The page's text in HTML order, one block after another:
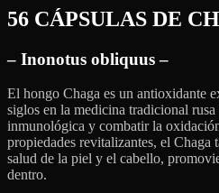
56 CÁPSULAS DE
– Inonotus obliquus –
El hongo Chaga es un antioxidante
siglos en la medicina tradicional
inmunológica y combatir la
propiedades revitalizantes, el Chaga
salud de la piel y el cabello,
dentro.